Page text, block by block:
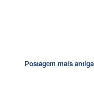
Postagem mais antiga